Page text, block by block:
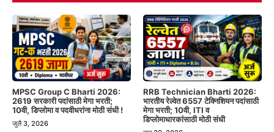
MPSC Group C Bharti 2026:
2619 सरकारी पदांसाठी मेगा भरती;
10वी, डिप्लोमा व पदवीधरांना मोठी संधी !
जुलै 3, 2026
RRB Technician Bharti 2026:
भारतीय रेल्वेत 6557 टेक्निशियन पदांसाठी
मेगा भरती; 10वी, ITI व
डिप्लोमाधारकांसाठी मोठी संधी